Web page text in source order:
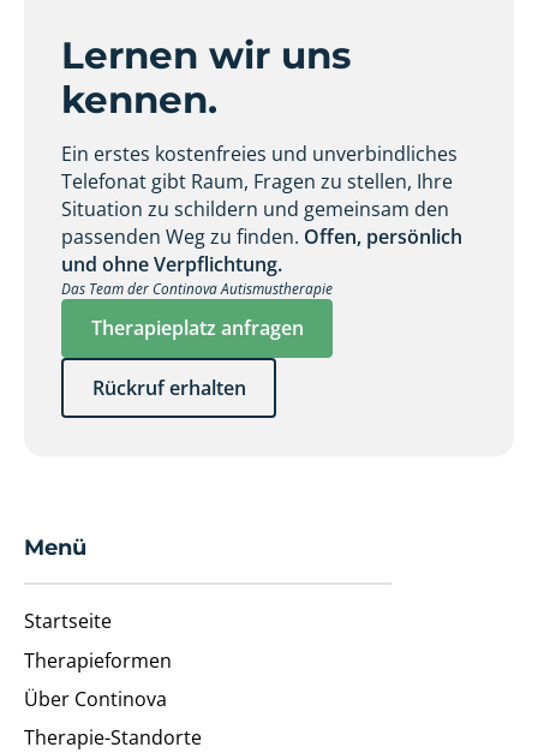
Lernen wir uns
kennen.
Ein erstes kostenfreies und unverbindliches
Telefonat gibt Raum, Fragen zu stellen, Ihre
Situation zu schildern und gemeinsam den
passenden Weg zu finden. Offen, persönlich
und ohne Verpflichtung.
Das Team der Continova Autismustherapie
Therapieplatz anfragen
Rückruf erhalten
Menü
Startseite
Therapieformen
Über Continova
Therapie-Standorte